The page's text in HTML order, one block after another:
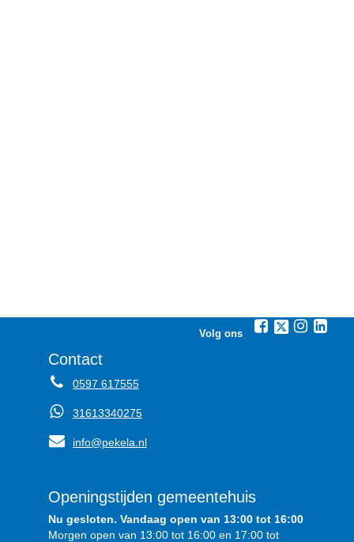
Volg ons
Contact
0597 617555
31613340275
info@pekela.nl
Openingstijden gemeentehuis
Nu gesloten. Vandaag open van 13:00 tot 16:00
Morgen open van 13:00 tot 16:00 en 17:00 tot